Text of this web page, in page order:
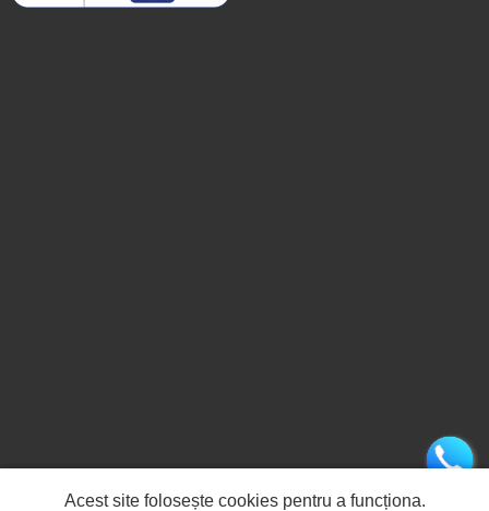
Acest site folosește cookies pentru a funcționa.